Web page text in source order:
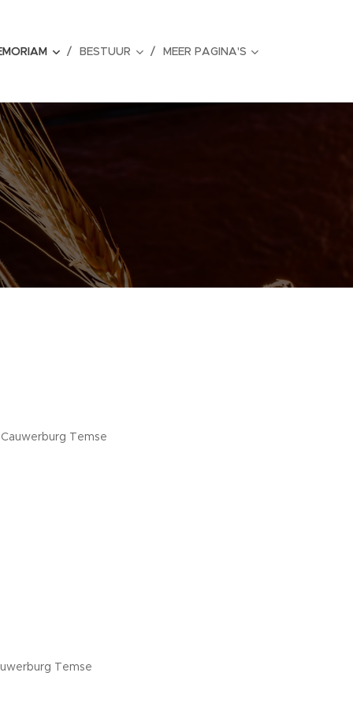
BESTUUR MEER PAGINA'S
Temse
Temse